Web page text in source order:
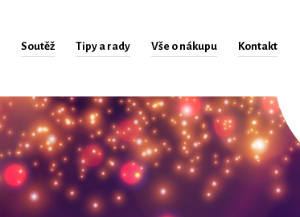
Soutěž Tipy a rady Vše o nákupu Kontakt